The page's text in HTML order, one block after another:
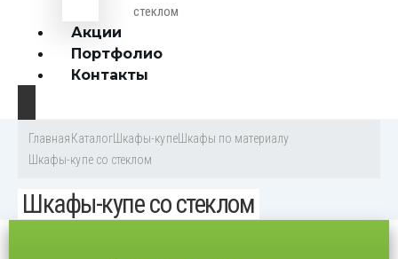
стеклом
Акции
Портфолио
Контакты
ГлавнаяКаталогШкафы-купеШкафы по материалу
Шкафы-купе со стеклом
Шкафы-купе со стеклом